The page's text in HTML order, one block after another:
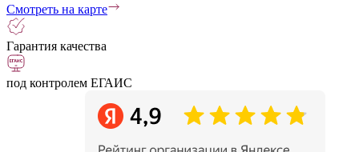
Смотреть на карте
Гарантия качества
под контролем ЕГАИС